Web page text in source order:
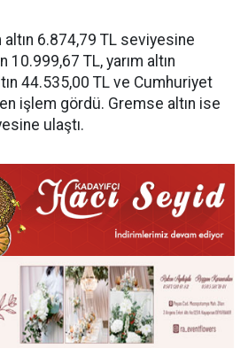
6.874,79 TL seviyesine
10.999,67 TL, yarım altın
44.535,00 TL ve Cumhuriyet
işlem gördü. Gremse altın ise
ulaştı.